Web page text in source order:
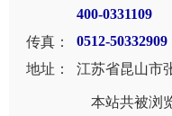
400-0331109
传真： 0512-50332909
地址：
江苏省昆山市
本站共被浏